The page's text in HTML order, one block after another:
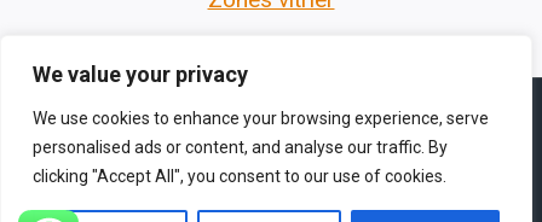
We value your privacy
We use cookies to enhance your browsing experience, serve
personalised ads or content, and analyse our traffic. By
clicking "Accept All", you consent to our use of cookies.
© 2026 Les Serruriers des Hauts de France -